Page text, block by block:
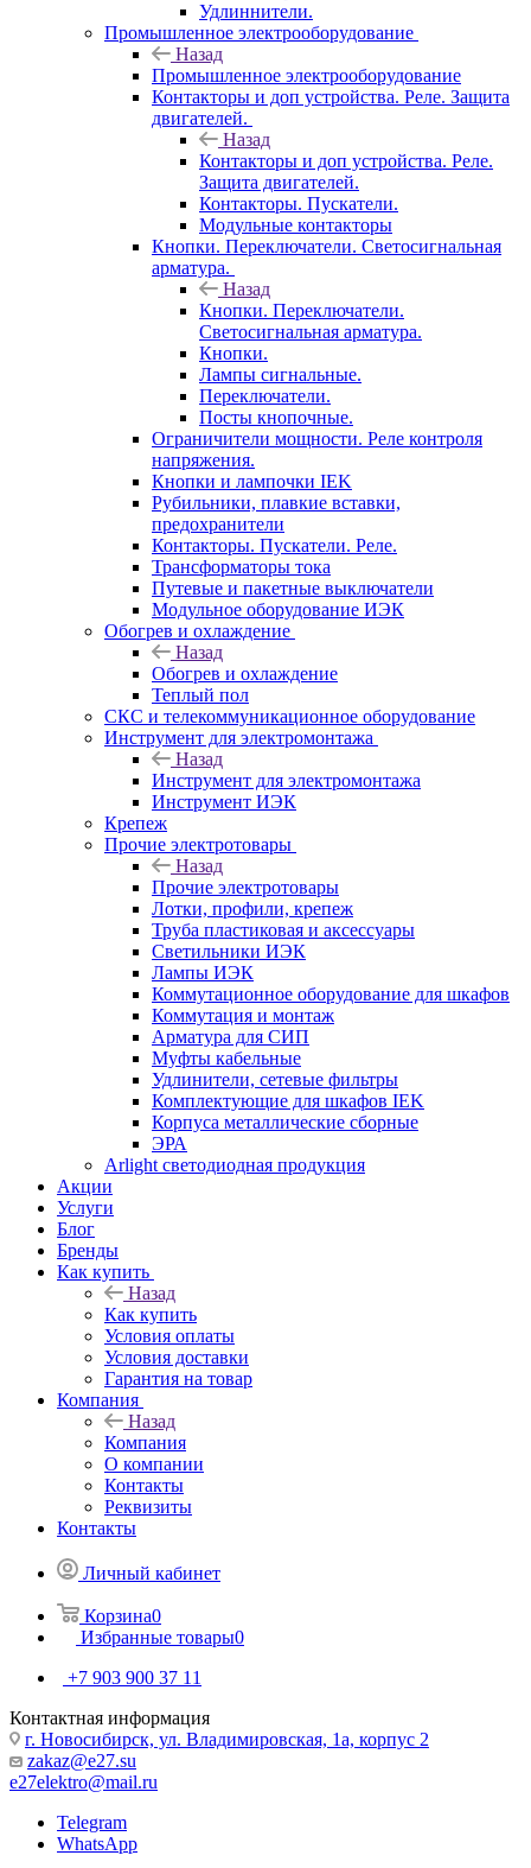
Удлиннители.
Промышленное электрооборудование
Назад
Промышленное электрооборудование
Контакторы и доп устройства. Реле. Защита
двигателей.
Назад
Контакторы и доп устройства. Реле.
Защита двигателей.
Контакторы. Пускатели.
Модульные контакторы
Кнопки. Переключатели. Светосигнальная
арматура.
Назад
Кнопки. Переключатели.
Светосигнальная арматура.
Кнопки.
Лампы сигнальные.
Переключатели.
Посты кнопочные.
Ограничители мощности. Реле контроля
напряжения.
Кнопки и лампочки IEK
Рубильники, плавкие вставки,
предохранители
Контакторы. Пускатели. Реле.
Трансформаторы тока
Путевые и пакетные выключатели
Модульное оборудование ИЭК
Обогрев и охлаждение
Назад
Обогрев и охлаждение
Теплый пол
СКС и телекоммуникационное оборудование
Инструмент для электромонтажа
Назад
Инструмент для электромонтажа
Инструмент ИЭК
Крепеж
Прочие электротовары
Назад
Прочие электротовары
Лотки, профили, крепеж
Труба пластиковая и аксессуары
Светильники ИЭК
Лампы ИЭК
Коммутационное оборудование для шкафов
Коммутация и монтаж
Арматура для СИП
Муфты кабельные
Удлинители, сетевые фильтры
Комплектующие для шкафов IEK
Корпуса металлические сборные
ЭРА
Arlight светодиодная продукция
Акции
Услуги
Блог
Бренды
Как купить
Назад
Как купить
Условия оплаты
Условия доставки
Гарантия на товар
Компания
Назад
Компания
О компании
Контакты
Реквизиты
Контакты
Личный кабинет
Корзина0
Избранные товары0
+7 903 900 37 11
Контактная информация
г. Новосибирск, ул. Владимировская, 1а, корпус 2
zakaz@e27.su
e27elektro@mail.ru
Telegram
WhatsApp